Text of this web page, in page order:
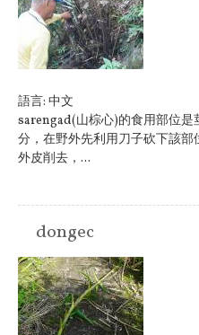
語言: 中文
sarengad(山棕心)的食用部位是
分，在野外先利用刀子砍下該
外皮削去，...
dongec
原住民族:阿美族